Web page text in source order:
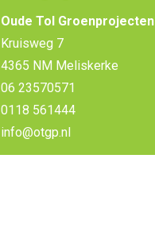
Oude Tol Groenprojecten
Kruisweg 7
4365 NM Meliskerke
06 23570571
0118 561444
info@otgp.nl